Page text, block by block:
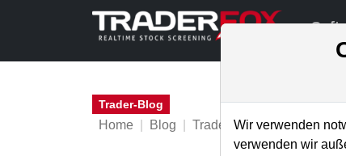
Trader-Blog
Home Blog Trader-BlogWir verwenden
verwenden wir